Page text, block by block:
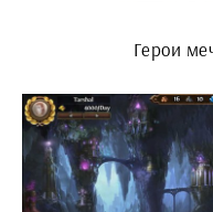
Герои